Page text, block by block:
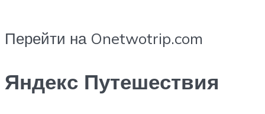
Перейти на Onetwotrip.com
Яндекс Путешествия